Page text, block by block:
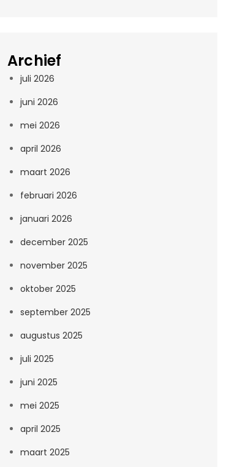
Archief
juli 2026
juni 2026
mei 2026
april 2026
maart 2026
februari 2026
januari 2026
december 2025
november 2025
oktober 2025
september 2025
augustus 2025
juli 2025
juni 2025
mei 2025
april 2025
maart 2025